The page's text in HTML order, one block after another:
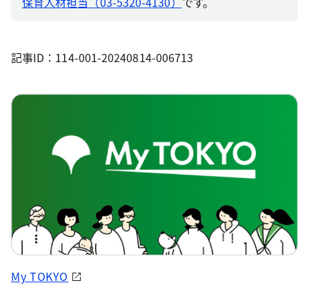
記事ID：114-001-20240814-006713
My TOKYO